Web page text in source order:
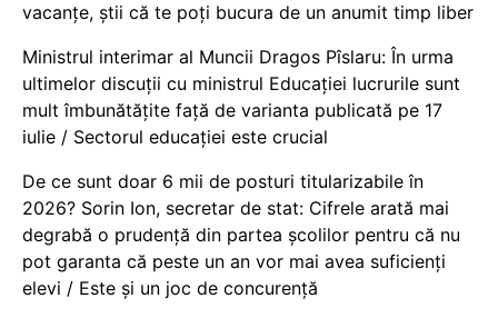
vacanţe, știi că te poți bucura de un anumit timp liber
Ministrul interimar al Muncii Dragos Pîslaru: În urma
ultimelor discuții cu ministrul Educației lucrurile sunt
mult îmbunătățite față de varianta publicată pe 17
iulie / Sectorul educației este crucial
De ce sunt doar 6 mii de posturi titularizabile în
2026? Sorin Ion, secretar de stat: Cifrele arată mai
degrabă o prudență din partea școlilor pentru că nu
pot garanta că peste un an vor mai avea suficienți
elevi / Este și un joc de concurență